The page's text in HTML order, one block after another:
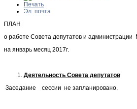
Печать
Эл. почта
ПЛАН
о работе Совета депутатов и администрации
на январь месяц 2017г.
Деятельность Совета депутатов
Заседание сессии не запланировано.